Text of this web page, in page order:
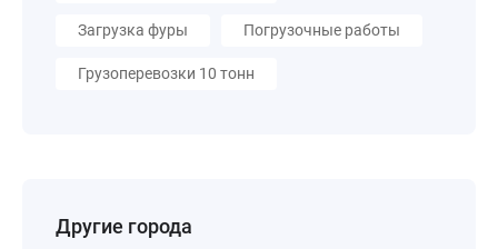
Загрузка фуры Погрузочные работы
Грузоперевозки 10 тонн
Другие города